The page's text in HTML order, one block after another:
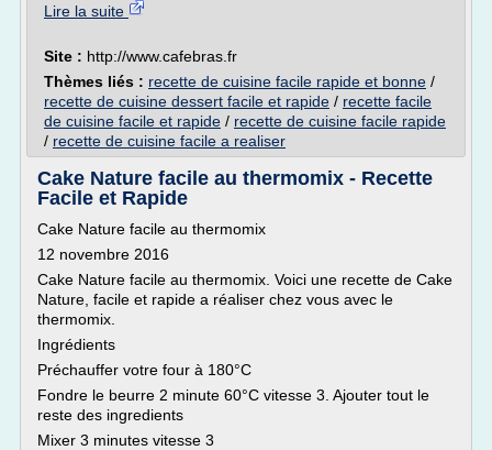
Lire la suite
Site : http://www.cafebras.fr
Thèmes liés : recette de cuisine facile rapide et bonne /
recette de cuisine dessert facile et rapide / recette facile
de cuisine facile et rapide / recette de cuisine facile rapide
/ recette de cuisine facile a realiser
Cake Nature facile au thermomix - Recette
Facile et Rapide
Cake Nature facile au thermomix
12 novembre 2016
Cake Nature facile au thermomix. Voici une recette de Cake
Nature, facile et rapide a réaliser chez vous avec le
thermomix.
Ingrédients
Préchauffer votre four à 180°C
Fondre le beurre 2 minute 60°C vitesse 3. Ajouter tout le
reste des ingredients
Mixer 3 minutes vitesse 3